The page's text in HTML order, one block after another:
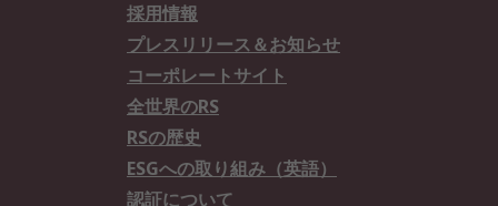
採用情報
プレスリリース＆お知らせ
コーポレートサイト
全世界のRS
RSの歴史
ESGへの取り組み（英語）
認証について